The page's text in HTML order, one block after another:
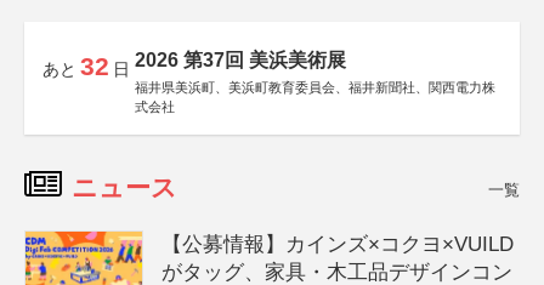
あと 32 日 2026 第37回 美浜美術展
福井県美浜町、美浜町教育委員会、福井新聞社、関西電力株
式会社
ニュース 一覧
【公募情報】カインズ×コクヨ×VUILD
がタッグ、家具・木工品デザインコン